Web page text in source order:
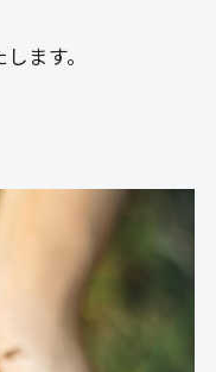
ます。